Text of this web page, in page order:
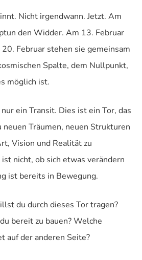
Nicht irgendwann. Jetzt. Am
den Widder. Am 13. Februar
Februar stehen sie gemeinsam
Spalte, dem Nullpunkt,
möglich ist.
ein Transit. Dies ist ein Tor, das
neuen Träumen, neuen Strukturen
Vision und Realität zu
nicht, ob sich etwas verändern
ist bereits in Bewegung.
du durch dieses Tor tragen?
bereit zu bauen? Welche
auf der anderen Seite?